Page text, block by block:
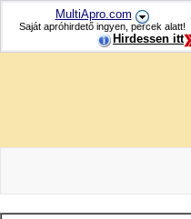
MultiApro.com
Saját apróhirdető ingyen, percek alatt!
Hirdessen itt